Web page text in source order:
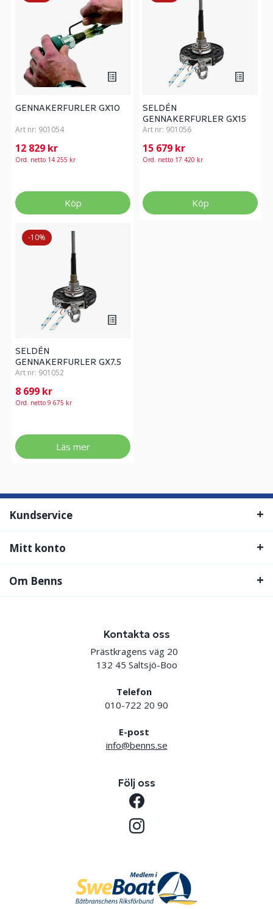
GENNAKERFURLER GX10
Art nr: 901054
12 829 kr
Ord. netto 14 255 kr
Köp
SELDÉN
GENNAKERFURLER GX15
Art nr: 901056
15 679 kr
Ord. netto 17 420 kr
Köp
-10%
SELDÉN
GENNAKERFURLER GX7.5
Art nr: 901052
8 699 kr
Ord. netto 9 675 kr
Läs mer
Kundservice
Mitt konto
Om Benns
Kontakta oss
Prästkragens väg 20
132 45 Saltsjö-Boo
Telefon
010-722 20 90
E-post
info@benns.se
Följ oss